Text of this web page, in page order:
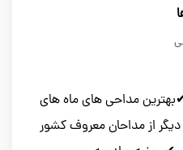
✔بهترین مداحی های ماه های
از مداحان معروف کشور